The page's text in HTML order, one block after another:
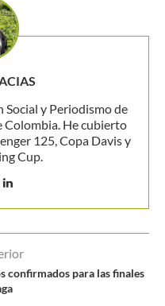
y Periodismo de
Colombia. He cubierto
125, Copa Davis y
Cup.
confirmados para las finales